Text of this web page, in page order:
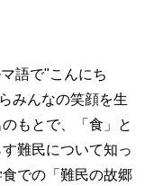
語で"こんにち
みんなの笑顔を生
もとで、「食」と
難民について知っ
での「難民の故郷